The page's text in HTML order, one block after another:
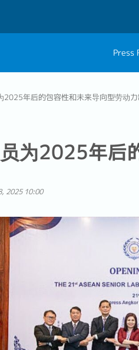
Press
2025年后的包容性和未来导向型劳动
为2025年后
2025 10:00